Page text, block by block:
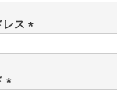
レス
)